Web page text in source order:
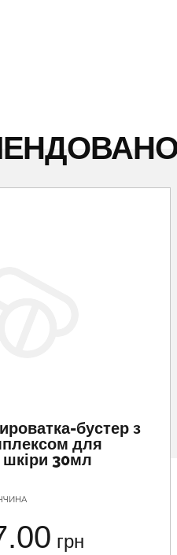
бустер з
для
30мл
грн